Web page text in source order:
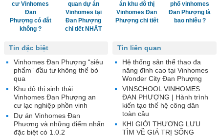
cư Vinhomes
Đan
Phượng có đắt
không ?
quan dự án
Vinhomes tại
Đan Phượng
chi tiết NHẤT
án khu đô thị
Vinhomes Đan
Phượng chi tiết
phố vinhomes
Đan Phượng là
bao nhiêu ?
Tin liên quan
Hệ thống sân thể thao đa
năng đỉnh cao tại Vinhomes
Wonder City Đan Phượng
VINSCHOOL VINHOMES
ĐAN PHƯỢNG | Hành trình
kiến tạo thế hệ công dân
toàn cầu
KHI GIỚI THƯỢNG LƯU
TÌM VỀ GIÁ TRỊ SỐNG
Tin đặc biệt
Vinhomes Đan Phượng “siêu
phẩm” đầu tư không thể bỏ
qua
Khu đô thị sinh thái
Vinhomes Đan Phượng an
cư lạc nghiệp phồn vinh
Dự án Vinhomes Đan
Phượng và những điểm nhấn
đặc biệt có 1.0.2